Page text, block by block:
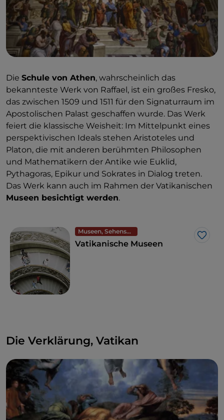
Die Schule von Athen, wahrscheinlich das
bekannteste Werk von Raffael, ist ein großes Fresko,
das zwischen 1509 und 1511 für den Signaturraum im
Apostolischen Palast geschaffen wurde. Das Werk
feiert die klassische Weisheit: Im Mittelpunkt eines
perspektivischen Ideals stehen Aristoteles und
Platon, die mit anderen berühmten Philosophen
und Mathematikern der Antike wie Euklid,
Pythagoras, Epikur und Sokrates in Dialog treten.
Das Werk kann auch im Rahmen der Vatikanischen
Museen besichtigt werden.
Museen, Sehenswürdigkeiten und Denkmäler
Like
Vatikanische Museen
Die Verklärung, Vatikan